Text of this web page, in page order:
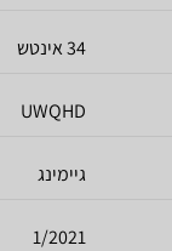
34 אינטש
UWQHD
גיימינג
1/2021